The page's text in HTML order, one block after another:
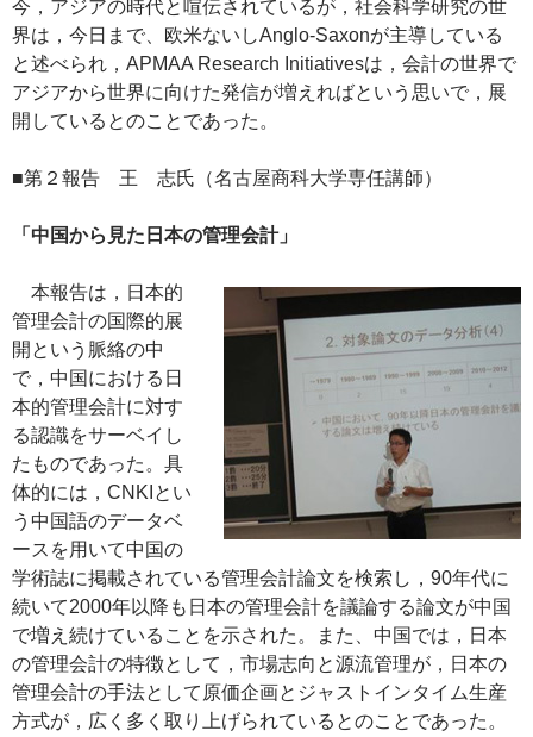
今，アジアの時代と喧伝されているが，社会科学研究の世
界は，今日まで、欧米ないしAnglo-Saxonが主導している
と述べられ，APMAA Research Initiativesは，会計の世界で
アジアから世界に向けた発信が増えればという思いで，展
開しているとのことであった。
■第２報告 王 志氏（名古屋商科大学専任講師）
「中国から見た日本の管理会計」
本報告は，日本的
管理会計の国際的展
開という脈絡の中
で，中国における日
本的管理会計に対す
る認識をサーベイし
たものであった。具
体的には，CNKIとい
う中国語のデータベ
ースを用いて中国の
学術誌に掲載されている管理会計論文を検索し，90年代に
続いて2000年以降も日本の管理会計を議論する論文が中国
で増え続けていることを示された。また、中国では，日本
の管理会計の特徴として，市場志向と源流管理が，日本の
管理会計の手法として原価企画とジャストインタイム生産
方式が，広く多く取り上げられているとのことであった。